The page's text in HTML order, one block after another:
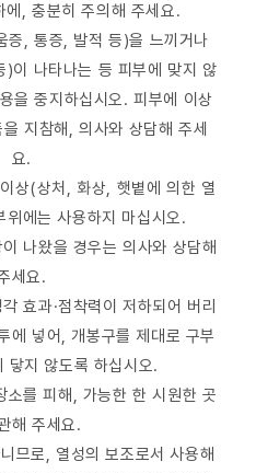
에, 충분히 주의해 주세요.
증, 통증, 발적 등)을 느끼거나
이 나타나는 등 피부에 맞지 않
을 중지하십시오. 피부에 이상
지참해, 의사와 상담해 주세
요.
상(상처, 화상, 햇볕에 의한 열
에는 사용하지 마십시오.
나왔을 경우는 의사와 상담해
세요.
효과·점착력이 저하되어 버리
에 넣어, 개봉구를 제대로 구부
닿지 않도록 하십시오.
소를 피해, 가능한 한 시원한 곳
해 주세요.
므로, 열성의 보조로서 사용해